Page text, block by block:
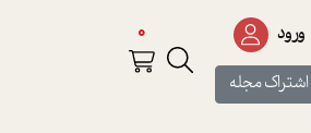
ورود
اشتراک مجله
0